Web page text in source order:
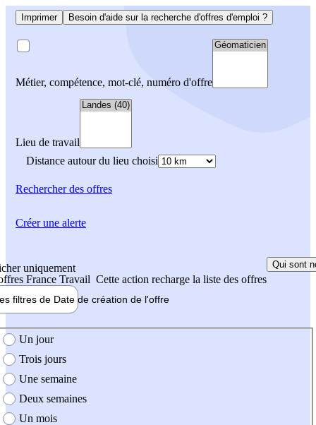
Imprimer Besoin d'aide sur la recherche d'offres d'emploi ?
Métier, compétence, mot-clé, numéro d'offre
Lieu de travail
Distance autour du lieu choisi
Rechercherdes offres
uniquement
France Travail Cette action recharge la liste des offres
Qui sont
filtres de Date de création de l'offre
création de l'offre
Un jour
Trois jours
Une semaine
Deux semaines
Un mois
Créer une alerte